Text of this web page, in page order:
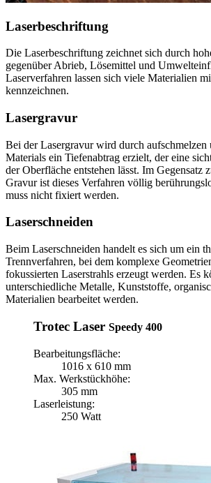
Laserbeschriftung
Die Laserbeschriftung zeichnet sich durch
gegenüber Abrieb, Lösemittel und
Laserverfahren lassen sich viele Materialien
kennzeichnen.
Lasergravur
Bei der Lasergravur wird durch aufschmelzen
Materials ein Tiefenabtrag erzielt, der eine
der Oberfläche entstehen lässt. Im Gegensatz
Gravur ist dieses Verfahren völlig
muss nicht fixiert werden.
Laserschneiden
Beim Laserschneiden handelt es sich um ein
Trennverfahren, bei dem komplexe
fokussierten Laserstrahls erzeugt werden. Es
unterschiedliche Metalle, Kunststoffe,
Materialien bearbeitet werden.
Trotec Laser Speedy 400
Bearbeitungsfläche:
1016 x 610 mm
Max. Werkstückhöhe:
305 mm
Laserleistung:
250 Watt